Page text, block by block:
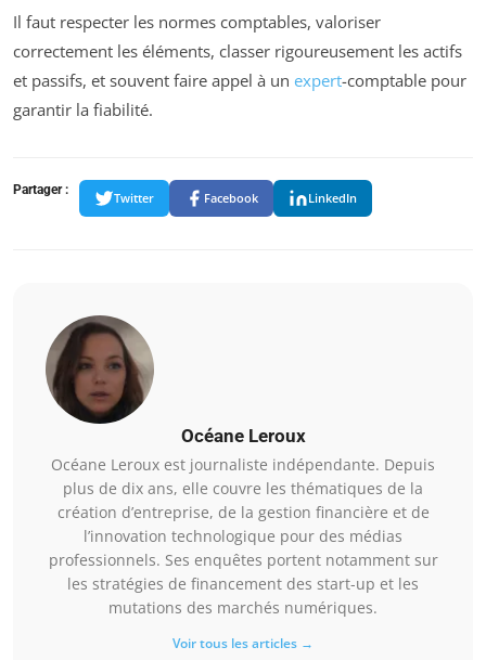
Il faut respecter les normes comptables, valoriser
correctement les éléments, classer rigoureusement les actifs
et passifs, et souvent faire appel à un expert-comptable pour
garantir la fiabilité.
Partager :
Twitter Facebook LinkedIn
Océane Leroux
Océane Leroux est journaliste indépendante. Depuis
plus de dix ans, elle couvre les thématiques de la
création d’entreprise, de la gestion financière et de
l’innovation technologique pour des médias
professionnels. Ses enquêtes portent notamment sur
les stratégies de financement des start-up et les
mutations des marchés numériques.
Voir tous les articles →